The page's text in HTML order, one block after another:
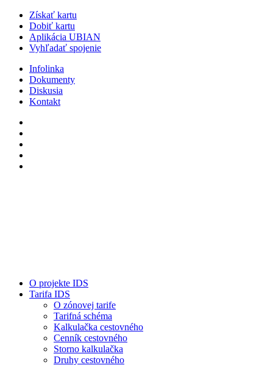
Získať kartu
Dobiť kartu
Aplikácia UBIAN
Vyhľadať spojenie
Infolinka
Dokumenty
Diskusia
Kontakt
O projekte IDS
Tarifa IDS
O zónovej tarife
Tarifná schéma
Kalkulačka cestovného
Cenník cestovného
Storno kalkulačka
Druhy cestovného